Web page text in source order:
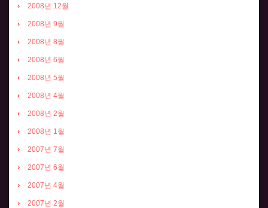
2008년 12월
2008년 9월
2008년 8월
2008년 6월
2008년 5월
2008년 4월
2008년 2월
2008년 1월
2007년 7월
2007년 6월
2007년 4월
2007년 2월